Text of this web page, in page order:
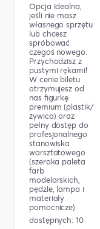
Opcja idealna,
jeśli nie masz
własnego sprzętu
lub chcesz
spróbować
czegoś nowego.
Przychodzisz z
pustymi rękami!
W cenie biletu
otrzymujesz od
nas figurkę
premium (plastik/
żywica) oraz
pełny dostęp do
profesjonalnego
stanowiska
warsztatowego
(szeroka paleta
farb
modelarskich,
pędzle, lampa i
materiały
pomocnicze).
dostępnych: 10